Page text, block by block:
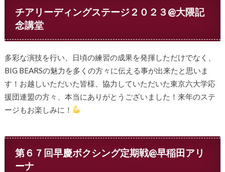
チアリーディングステージ２０２３@大隈記
念講堂
多彩な演技を行い、日頃の練習の成果を発揮しただけでなく、
BIG BEARSの魅力を多くの方々に伝える事が出来たと思いま
す！お越しいただいた皆様、協力していただいた東京六大学応
援団連盟の方々、本当にありがとうございました！来年のステ
ージもお楽しみに！
第６７回早慶ボクシング定期戦@早稲田アリ
ーナ